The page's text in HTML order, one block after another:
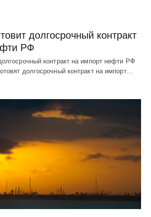
долгосрочный контракт
РФ
контракт на импорт нефти РФ
долгосрочный контракт на импорт…